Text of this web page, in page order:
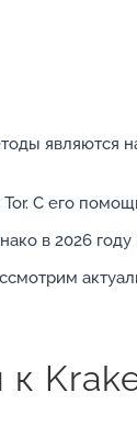
являются
С его
в 2026